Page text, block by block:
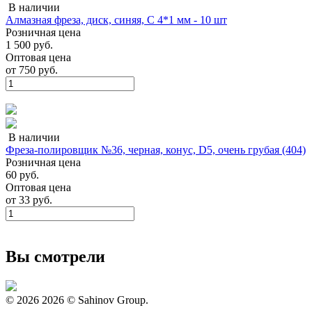
В наличии
Алмазная фреза, диск, синяя, С 4*1 мм - 10 шт
Розничная цена
1 500 руб.
Оптовая цена
от 750 руб.
В наличии
Фреза-полировщик №36, черная, конус, D5, очень грубая (404)
Розничная цена
60 руб.
Оптовая цена
от 33 руб.
Вы смотрели
© 2026 2026 © Sahinov Group.